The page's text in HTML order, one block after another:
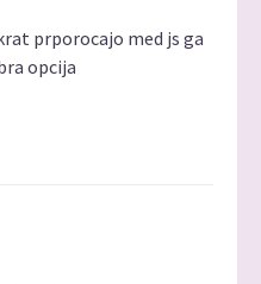
prporocajo med js ga
opcija